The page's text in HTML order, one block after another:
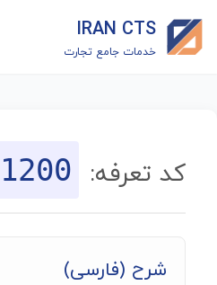
IRAN CTS
خدمات جامع تجارت
جستجوگر تعرفه گمرکی
کد تعرفه:
شرح (فارسی)